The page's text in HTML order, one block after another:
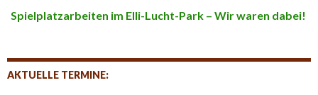
Spielplatzarbeiten im Elli-Lucht-Park – Wir waren dabei!
AKTUELLE TERMINE: